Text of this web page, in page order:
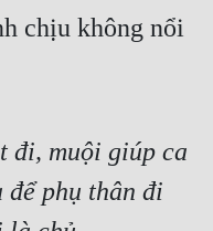
chịu không nổi
đi, muội giúp ca
để phụ thân đi